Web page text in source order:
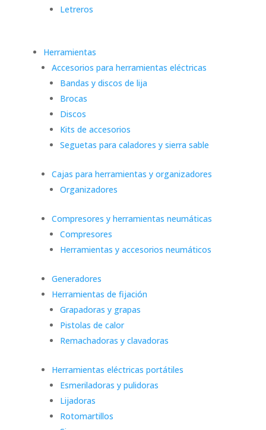
Letreros
Herramientas
Accesorios para herramientas eléctricas
Bandas y discos de lija
Brocas
Discos
Kits de accesorios
Seguetas para caladores y sierra sable
Cajas para herramientas y organizadores
Organizadores
Compresores y herramientas neumáticas
Compresores
Herramientas y accesorios neumáticos
Generadores
Herramientas de fijación
Grapadoras y grapas
Pistolas de calor
Remachadoras y clavadoras
Herramientas eléctricas portátiles
Esmeriladoras y pulidoras
Lijadoras
Rotomartillos